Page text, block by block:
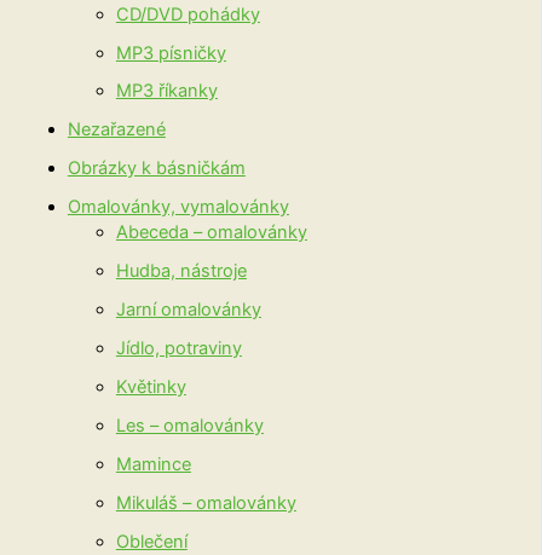
CD/DVD pohádky
MP3 písničky
MP3 říkanky
Nezařazené
Obrázky k básničkám
Omalovánky, vymalovánky
Abeceda – omalovánky
Hudba, nástroje
Jarní omalovánky
Jídlo, potraviny
Květinky
Les – omalovánky
Mamince
Mikuláš – omalovánky
Oblečení